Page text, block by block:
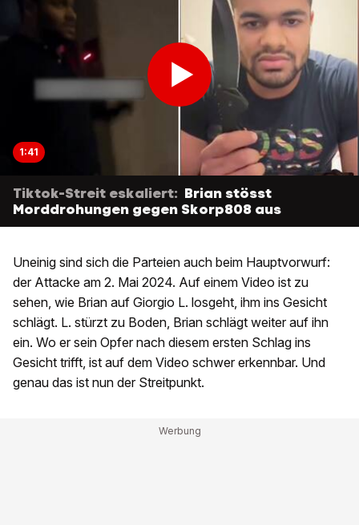
1:41
Tiktok-Streit eskaliert: Brian stösst
Morddrohungen gegen Skorp808 aus
Uneinig sind sich die Parteien auch beim Hauptvorwurf:
der Attacke am 2. Mai 2024. Auf einem Video ist zu
sehen, wie Brian auf Giorgio L. losgeht, ihm ins Gesicht
schlägt. L. stürzt zu Boden, Brian schlägt weiter auf ihn
ein. Wo er sein Opfer nach diesem ersten Schlag ins
Gesicht trifft, ist auf dem Video schwer erkennbar. Und
genau das ist nun der Streitpunkt.